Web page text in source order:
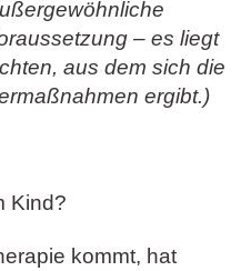
– es liegt
aus dem sich die
ergibt.)
Kind?
kommt, hat